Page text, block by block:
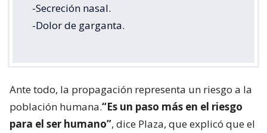
-Secreción nasal.
-Dolor de garganta.
Ante todo, la propagación representa un riesgo a la
población humana.“Es un paso más en el riesgo
para el ser humano”, dice Plaza, que explicó que el